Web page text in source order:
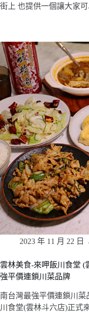
街上 也提供一個讓大家
2023 年 11 月 22 日
雲林美食-來呷飯川食堂 (
強平價連鎖川菜品牌
南台灣最強平價連鎖川
川食堂(雲林斗六店)正式